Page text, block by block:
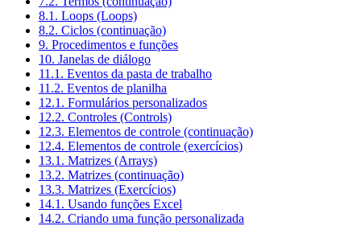
8.1. Loops (Loops)
8.2. Ciclos (continuação)
9. Procedimentos e funções
10. Janelas de diálogo
11.1. Eventos da pasta de trabalho
11.2. Eventos de planilha
12.1. Formulários personalizados
12.2. Controles (Controls)
12.3. Elementos de controle (continuação)
12.4. Elementos de controle (exercícios)
13.1. Matrizes (Arrays)
13.2. Matrizes (continuação)
13.3. Matrizes (Exercícios)
14.1. Usando funções Excel
14.2. Criando uma função personalizada